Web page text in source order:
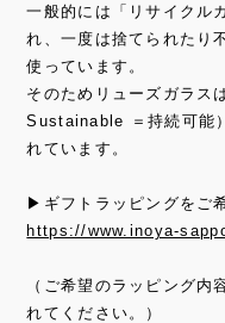
一般的には「リサイクル
れ、一度は捨てられたり
使っています。
そのためリューズガラス
Sustainable ＝持続可能
れています。
▶ギフトラッピングをご
https://www.inoya-
（ご希望のラッピング内
れてください。）